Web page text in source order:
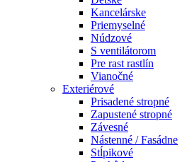
Kancelárske
Priemyselné
Núdzové
S ventilátorom
Pre rast rastlín
Vianočné
Exteriérové
Prisadené stropné
Zapustené stropné
Závesné
Nástenné / Fasádne
Stĺpikové